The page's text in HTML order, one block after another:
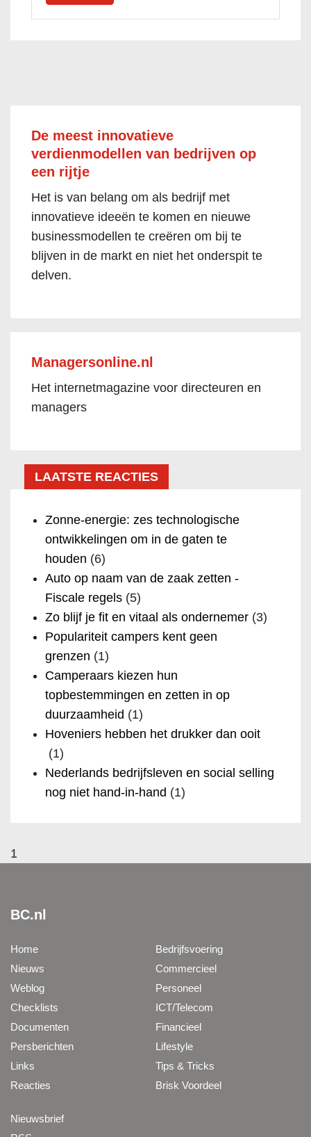
De meest innovatieve
verdienmodellen van bedrijven op
een rijtje
Het is van belang om als bedrijf met
innovatieve ideeën te komen en nieuwe
businessmodellen te creëren om bij te
blijven in de markt en niet het onderspit te
delven.
Managersonline.nl
Het internetmagazine voor directeuren en
managers
LAATSTE REACTIES
Zonne-energie: zes technologische
ontwikkelingen om in de gaten te
houden (6)
Auto op naam van de zaak zetten -
Fiscale regels (5)
Zo blijf je fit en vitaal als ondernemer (3)
Populariteit campers kent geen
grenzen (1)
Camperaars kiezen hun
topbestemmingen en zetten in op
duurzaamheid (1)
Hoveniers hebben het drukker dan ooit
(1)
Nederlands bedrijfsleven en social selling
nog niet hand-in-hand (1)
1
BC.nl
Home
Nieuws
Weblog
Checklists
Documenten
Persberichten
Links
Reacties
Bedrijfsvoering
Commercieel
Personeel
ICT/Telecom
Financieel
Lifestyle
Tips & Tricks
Brisk Voordeel
Nieuwsbrief